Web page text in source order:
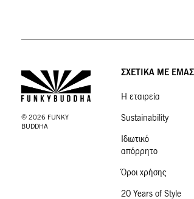
© 2026 FUNKY
BUDDHA
ΣΧΕΤΙΚΑ ΜΕ ΕΜΑΣ
Η εταιρεία
Sustainability
Ιδιωτικό
απόρρητο
Όροι χρήσης
20 Years of Style